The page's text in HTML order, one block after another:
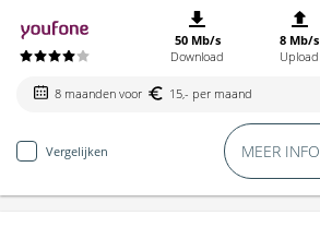
50 Mb/s
Download
8 Mb/s
Upload
8 maanden voor 15,- per maand
Vergelijken MEER INFO